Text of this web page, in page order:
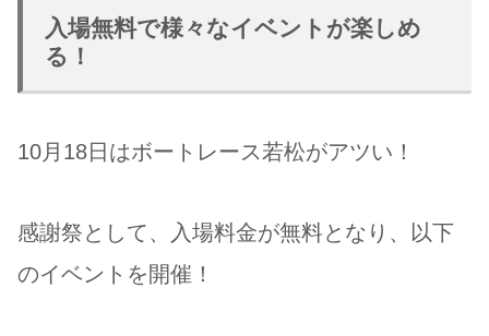
入場無料で様々なイベントが楽しめ
る！
10月18日はボートレース若松がアツい！
感謝祭として、入場料金が無料となり、以下
のイベントを開催！